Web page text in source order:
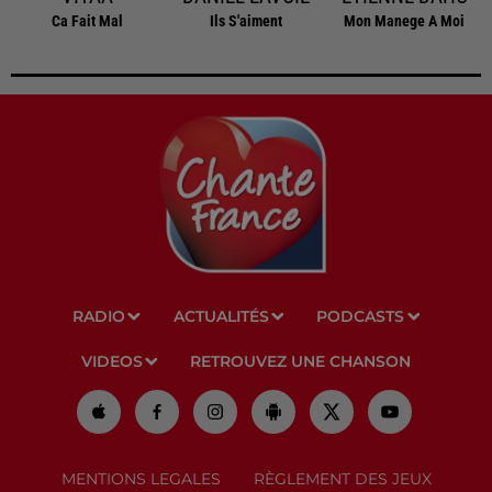
Ca Fait Mal Ils S'aiment Mon Manege A Moi
RADIO ACTUALITÉS PODCASTS
VIDEOS RETROUVEZ UNE CHANSON
MENTIONS LEGALES RÈGLEMENT DES JEUX